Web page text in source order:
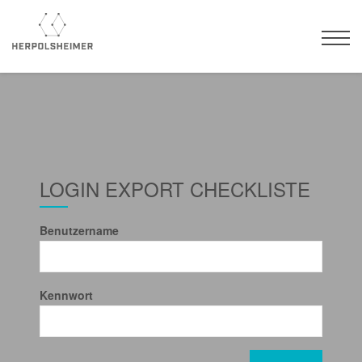
LOGIN EXPORT CHECKLISTE
Benutzername
Kennwort